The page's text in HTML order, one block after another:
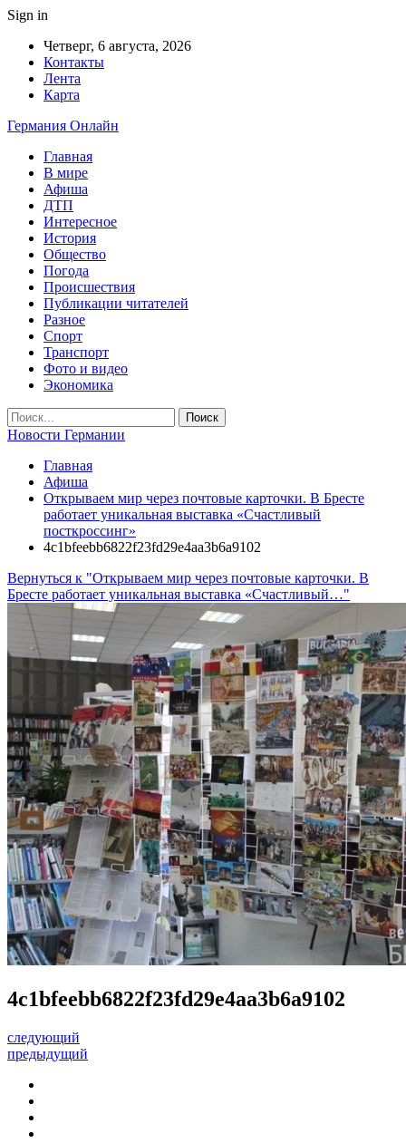
Sign in
Четверг, 6 августа, 2026
Контакты
Лента
Карта
Германия Онлайн
Главная
В мире
Афиша
ДТП
Интересное
История
Общество
Погода
Происшествия
Публикации читателей
Разное
Спорт
Транспорт
Фото и видео
Экономика
Новости Германии
Главная
Афиша
Открываем мир через почтовые карточки. В Бресте
работает уникальная выставка «Счастливый
посткроссинг»
4c1bfeebb6822f23fd29e4aa3b6a9102
Вернуться к "Открываем мир через почтовые карточки. В
Бресте работает уникальная выставка «Счастливый…"
4c1bfeebb6822f23fd29e4aa3b6a9102
следующий
предыдущий